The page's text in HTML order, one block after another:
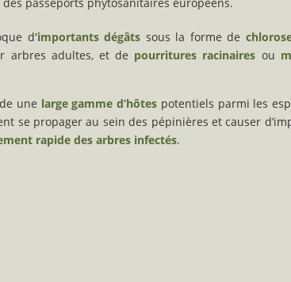
d‘importants dégâts sous la forme de
arbres adultes, et de pourritures racinaires ou
une large gamme d’hôtes potentiels parmi les
se propager au sein des pépinières et causer
rapide des arbres infectés.